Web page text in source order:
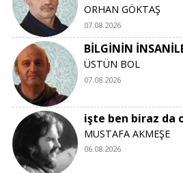
ORHAN GÖKTAŞ
07.08.2026
BİLGİNİN
ÜSTÜN BOL
07.08.2026
işte ben biraz da
MUSTAFA AKMEŞE
06.08.2026